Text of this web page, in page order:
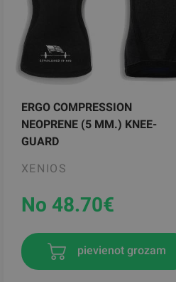
ERGO COMPRESSION
NEOPRENE (5 MM.) KNEE-
GUARD
XENIOS
No 48.70€
pievienot grozam